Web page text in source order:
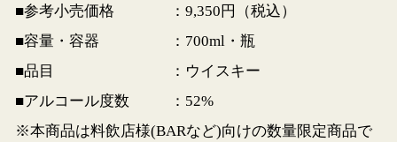
■参考小売価格
：9,350円（税込）
■容量・容器
：700ml・瓶
■品目
：ウイスキー
■アルコール度数
：52%
※本商品は料飲店様(BARなど)向けの数量限定商品で